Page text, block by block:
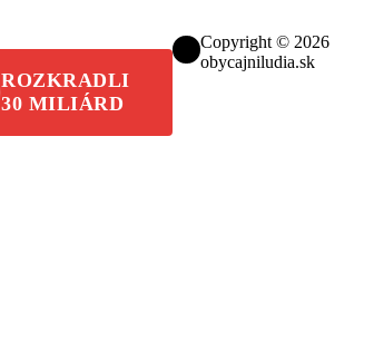
ROZKRADLI
30 MILIÁRD
Copyright © 2026
obycajniludia.sk